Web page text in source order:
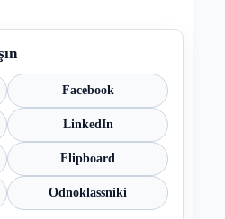
Facebook
LinkedIn
Flipboard
Odnoklassniki